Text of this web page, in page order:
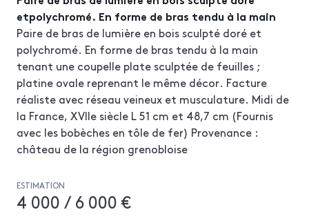
etpolychromé. En forme de bras tendu à la main
Paire de bras de lumière en bois sculpté doré et
polychromé. En forme de bras tendu à la main
tenant une coupelle plate sculptée de feuilles ;
platine ovale reprenant le même décor. Facture
réaliste avec réseau veineux et musculature. Midi de
la France, XVIIe siècle L 51 cm et 48,7 cm (Fournis
avec les bobèches en tôle de fer) Provenance :
château de la région grenobloise
ESTIMATION
4 000 / 6 000 €